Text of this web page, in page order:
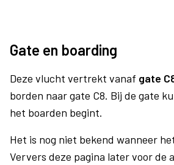
Gate en boarding
Deze vlucht vertrekt vanaf gate
borden naar gate C8. Bij de gate
het boarden begint.
Het is nog niet bekend wanneer
Ververs deze pagina later voor de